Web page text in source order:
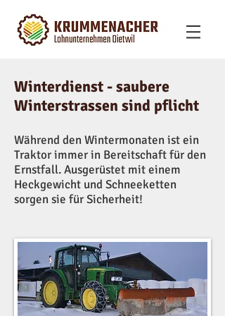
Winterdienst - saubere
Winterstrassen sind pflicht
Während den Wintermonaten ist ein
Traktor immer in Bereitschaft für den
Ernstfall. Ausgerüstet mit einem
Heckgewicht und Schneeketten
sorgen sie für Sicherheit!